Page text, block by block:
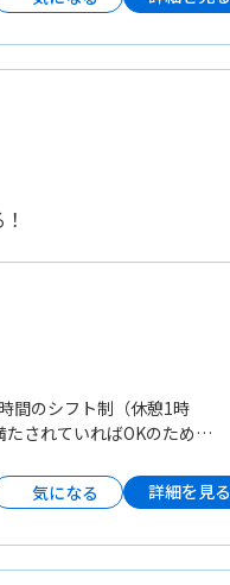
間のシフト制（休憩1時
されていればOKのため、
／月176時間勤務
気になる 詳細を見る